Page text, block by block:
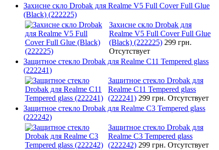
Захисне скло Drobak для Realme V5 Full Cover Full Glue
(Black) (222225)
Захисне скло Drobak для
Realme V5 Full Cover Full Glue
(Black) (222225) 299 грн.
Отсутствует
Защитное стекло Drobak для Realme C11 Tempered glass
(222241)
Защитное стекло Drobak для
Realme C11 Tempered glass
(222241) 299 грн. Отсутствует
Защитное стекло Drobak для Realme C3 Tempered glass
(222242)
Защитное стекло Drobak для
Realme C3 Tempered glass
(222242) 299 грн. Отсутствует